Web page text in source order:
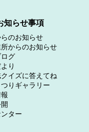
知らせ事項
のお知らせ
からのお知らせ
グ
り
イズに答えてね
りギャラリー
ター